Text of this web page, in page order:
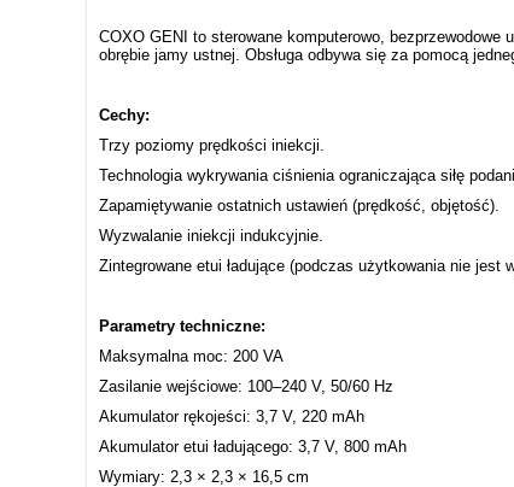
COXO GENI to sterowane komputerowo,
obrębie jamy ustnej. Obsługa odbywa się za pomocą
Cechy:
Trzy poziomy prędkości iniekcji.
Technologia wykrywania ciśnienia ograniczająca siłę
Zapamiętywanie ostatnich ustawień (prędkość, objętość).
Wyzwalanie iniekcji indukcyjnie.
Zintegrowane etui ładujące (podczas użytkowania nie jest
Parametry techniczne:
Maksymalna moc: 200 VA
Zasilanie wejściowe: 100–240 V, 50/60 Hz
Akumulator rękojeści: 3,7 V, 220 mAh
Akumulator etui ładującego: 3,7 V, 800 mAh
Wymiary: 2,3 × 2,3 × 16,5 cm